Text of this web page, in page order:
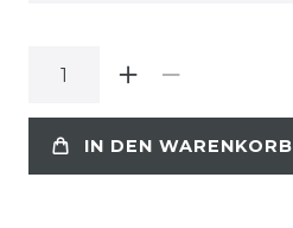
IN DEN WARENKORB